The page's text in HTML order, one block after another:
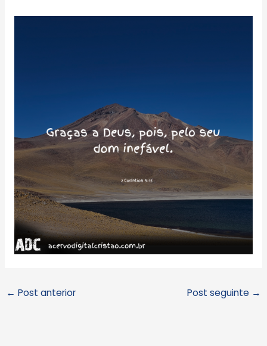
← Post anterior Post seguinte →